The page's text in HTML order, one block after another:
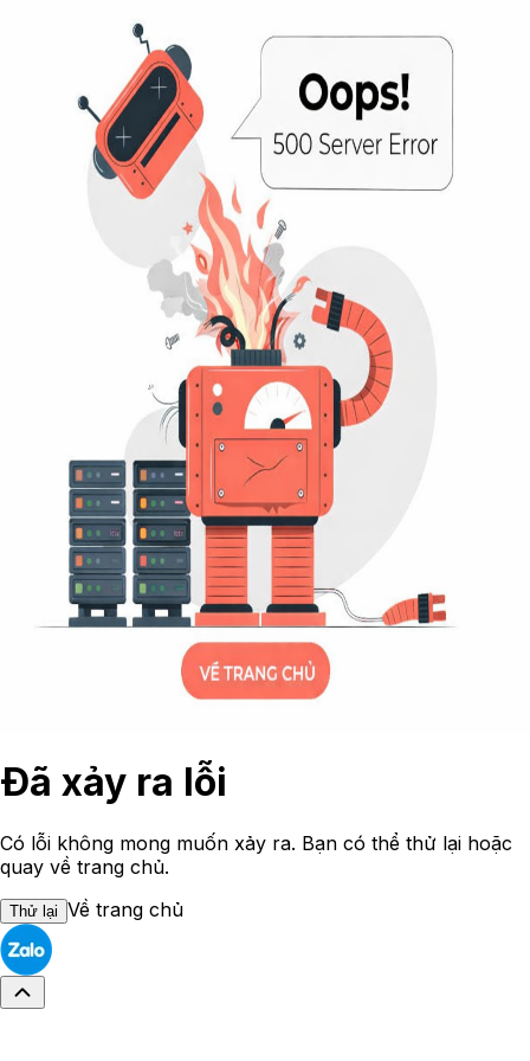
Đã xảy ra lỗi
Có lỗi không mong muốn xảy ra. Bạn có thể thử lại hoặc
quay về trang chủ.
Thử lại Về trang chủ